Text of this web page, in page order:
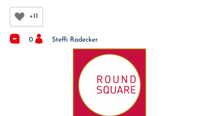
+11
0 Steffi Radecker